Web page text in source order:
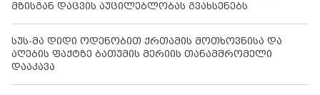
მზისგან დაცვის აუცილებლობას გვახსენებს
სუს-მა დიდი ოდენობით ქრთამის მოთხოვნისა და
აღების ფაქტზე ბათუმის მერიის თანამშრომელი
დააკავა